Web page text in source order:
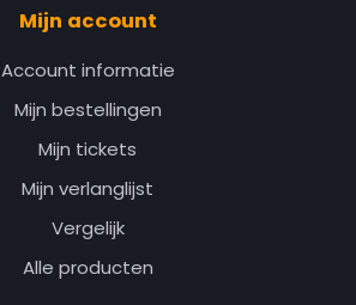
Mijn account
Account informatie
Mijn bestellingen
Mijn tickets
Mijn verlanglijst
Vergelijk
Alle producten